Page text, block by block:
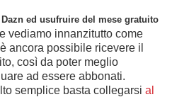
ed usufruire del mese gratuito
vediamo innanzitutto come
ancora possibile ricevere il
così da poter meglio
ad essere abbonati.
semplice basta collegarsi al